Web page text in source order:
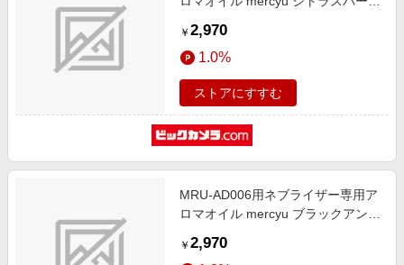
￥ 2,970
1.0%
ストアにすすむ
MRU-AD006用ネブライザー専用ア
ロマオイル mercyu ブラックアンバ
￥ 2,970